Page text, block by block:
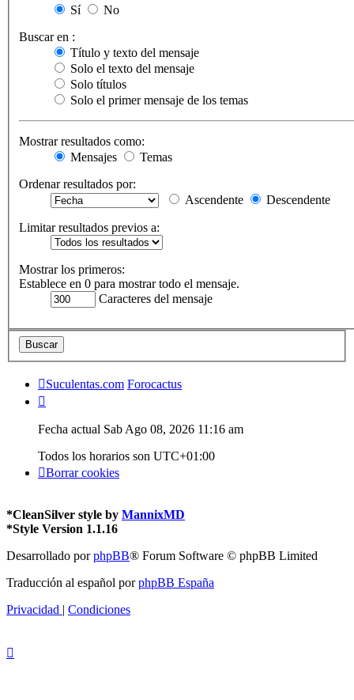
Sí
No
Buscar en :
Título y texto del mensaje
Solo el texto del mensaje
Solo títulos
Solo el primer mensaje de los temas
Mostrar resultados como:
Mensajes
Temas
Ordenar resultados por:
Ascendente
Descendente
Limitar resultados previos a:
Mostrar los primeros:
Establece en 0 para mostrar todo el mensaje.
Caracteres del mensaje
Suculentas.com Forocactus
Fecha actual Sab Ago 08, 2026 11:16 am
Todos los horarios son UTC+01:00
Borrar cookies
*CleanSilver style by MannixMD
*Style Version 1.1.16
Desarrollado porphpBB® Forum Software © phpBB Limited
Traducción al español porphpBB España
Privacidad | Condiciones